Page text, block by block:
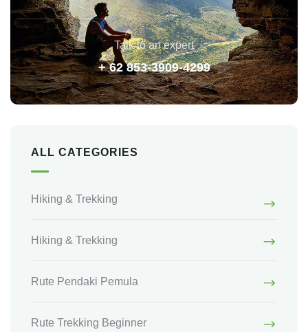
Talk to an expert
+ 62 853-3909-4299
ALL CATEGORIES
Hiking & Trekking
Hiking & Trekking
Rute Pendaki Pemula
Rute Trekking Beginner